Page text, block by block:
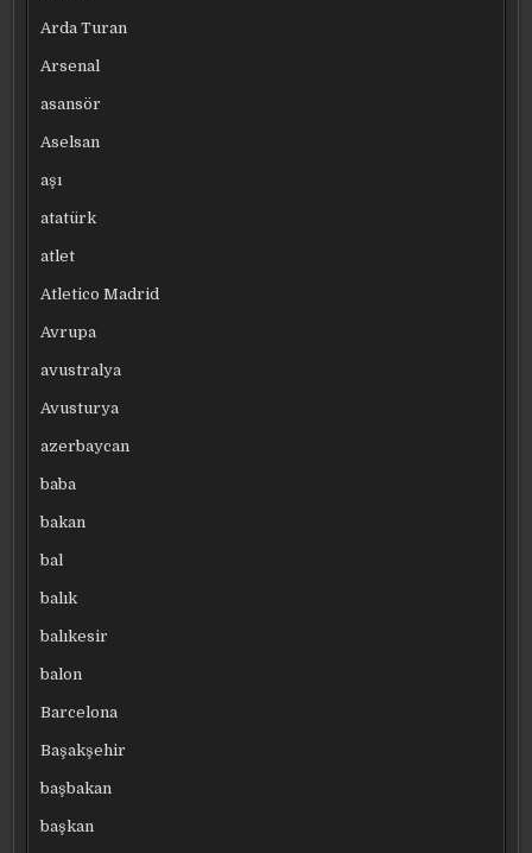
Arda Turan
Arsenal
asansör
Aselsan
aşı
atatürk
atlet
Atletico Madrid
Avrupa
avustralya
Avusturya
azerbaycan
baba
bakan
bal
balık
balıkesir
balon
Barcelona
Başakşehir
başbakan
başkan